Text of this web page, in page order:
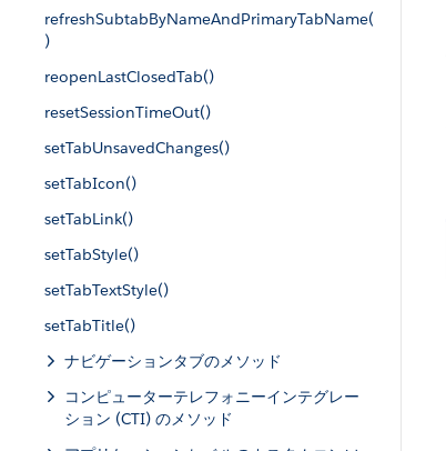
refreshSubtabByNameAndPrimaryTabName(
)
reopenLastClosedTab()
resetSessionTimeOut()
setTabUnsavedChanges()
setTabIcon()
setTabLink()
setTabStyle()
setTabTextStyle()
setTabTitle()
ナビゲーションタブのメソッド
コンピューターテレフォニーインテグレー
ション (CTI) のメソッド